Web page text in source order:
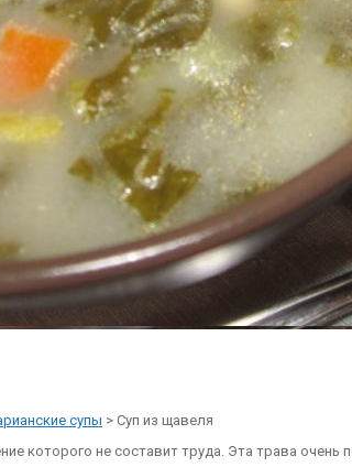
супы > Суп из щавеля
которого не составит труда. Эта трава